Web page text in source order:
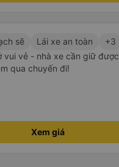
sẽ Lái xe an toàn
+3
vui vẻ - nhà xe cần giữ được
qua chuyến đi!
Xem giá